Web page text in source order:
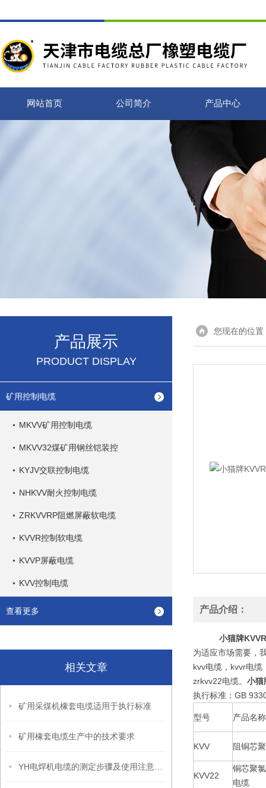
网站首页 公司简介 产品中心
产品展示
PRODUCT DISPLAY
矿用控制电缆
MKVV矿用控制电缆
MKVV32煤矿用钢丝铠装控
KYJV交联控制电缆
NHKVV耐火控制电缆
ZRKVVRP阻燃屏蔽软电缆
KVVR控制软电缆
KVVP屏蔽电缆
KVV控制电缆
查看更多
相关文章
矿用采煤机橡套电缆适用于执行标准
矿用橡套电缆生产中的技术要求
您现在的位置
产品介绍：
小猫牌
为适应市场需要，
kvv电缆，kvvr电
zrkvv22电缆。 小猫
执行标准：GB
型号 产品名称
KVV 阻铜芯
KVV22
铜芯聚
电缆